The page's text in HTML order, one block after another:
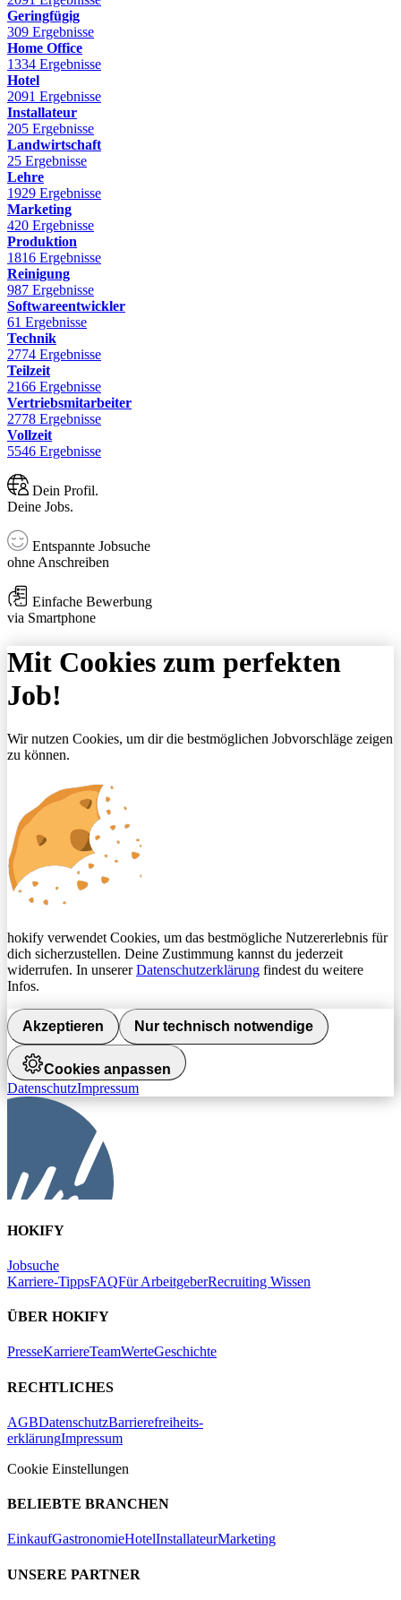
Geringfügig
309 Ergebnisse
Home Office
1334 Ergebnisse
Hotel
2091 Ergebnisse
Installateur
205 Ergebnisse
Landwirtschaft
25 Ergebnisse
Lehre
1929 Ergebnisse
Marketing
420 Ergebnisse
Produktion
1816 Ergebnisse
Reinigung
987 Ergebnisse
Softwareentwickler
61 Ergebnisse
Technik
2774 Ergebnisse
Teilzeit
2166 Ergebnisse
Vertriebsmitarbeiter
2778 Ergebnisse
Vollzeit
5546 Ergebnisse
Dein Profil.
Deine Jobs.
Entspannte Jobsuche
ohne Anschreiben
Einfache Bewerbung
via Smartphone
Mit Cookies zum perfekten
Job!
Wir nutzen Cookies, um dir die bestmöglichen Jobvorschläge zeigen
zu können.
hokify verwendet Cookies, um das bestmögliche Nutzererlebnis für
dich sicherzustellen. Deine Zustimmung kannst du jederzeit
widerrufen. In unsererDatenschutzerklärung findest du weitere
Infos.
Akzeptieren Nur technisch notwendige
Cookies anpassen
DatenschutzImpressum
HOKIFY
Jobsuche
Karriere-TippsFAQFür ArbeitgeberRecruiting Wissen
ÜBER HOKIFY
PresseKarriereTeamWerteGeschichte
RECHTLICHES
AGBDatenschutzBarrierefreiheits-
erklärungImpressum
Cookie Einstellungen
BELIEBTE BRANCHEN
EinkaufGastronomieHotelInstallateurMarketing
UNSERE PARTNER